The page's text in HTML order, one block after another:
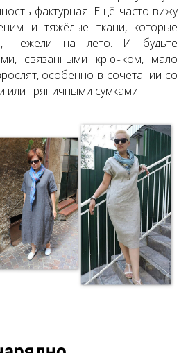
фактурная. Ещё часто вижу
и тяжёлые ткани, которые
нежели на лето. И будьте
связанными крючком, мало
особенно в сочетании со
тряпичными сумками.